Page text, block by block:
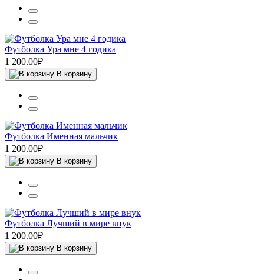
Футболка Ура мне 4 годика
1 200.00₽
В корзину
Футболка Именная мальчик
1 200.00₽
В корзину
Футболка Лучший в мире внук
1 200.00₽
В корзину